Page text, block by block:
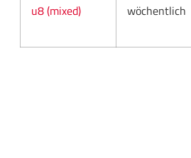
u8 (mixed) wöchentlich